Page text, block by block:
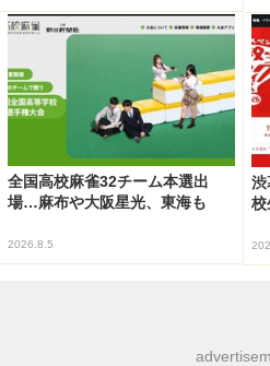
全国高校麻雀32チーム本選出
場…麻布や大阪星光、東海も
2026.8.5
渋
校